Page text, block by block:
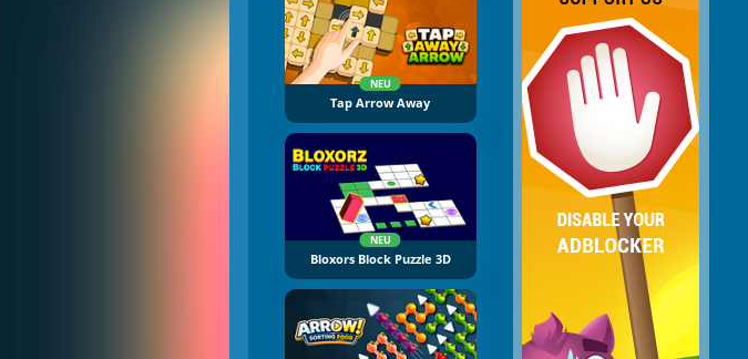
NEU
Tap Arrow Away
NEU
Bloxors Block Puzzle 3D